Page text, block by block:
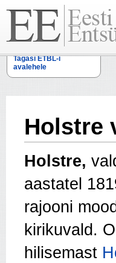
Tagasi ETBL-i
avalehele
Holstre
Holstre,
aastatel
rajooni
kirikuvald.
hilisemast